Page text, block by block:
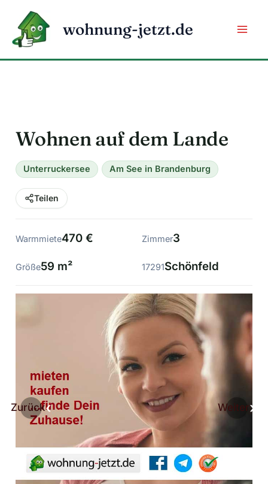
Inhalt
springen
wohnung-jetzt.de
Wohnen auf dem Lande
Unterruckersee Am See in Brandenburg
Teilen
Warmmiete470 € Zimmer3
Größe59 m² 17291Schönfeld
Zurück Weiter